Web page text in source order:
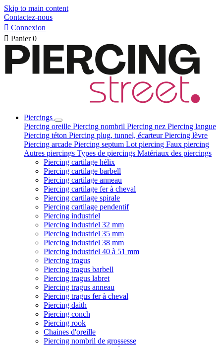
Skip to main content
Contactez-nous
 Connexion
 Panier 0
Piercings
Piercing oreille Piercing nombril Piercing nez Piercing langue
Piercing téton Piercing plug, tunnel, écarteurPiercing lèvre
Piercing arcade Piercing septum Lot piercing Faux piercing
Autres piercings Types de piercings Matériaux des piercings
Piercing cartilage hélix
Piercing cartilage barbell
Piercing cartilage anneau
Piercing cartilage fer à cheval
Piercing cartilage spirale
Piercing cartilage pendentif
Piercing industriel
Piercing industriel 32 mm
Piercing industriel 35 mm
Piercing industriel 38 mm
Piercing industriel 40 à 51 mm
Piercing tragus
Piercing tragus barbell
Piercing tragus labret
Piercing tragus anneau
Piercing tragus fer à cheval
Piercing daith
Piercing conch
Piercing rook
Chaines d'oreille
Piercing nombril de grossesse